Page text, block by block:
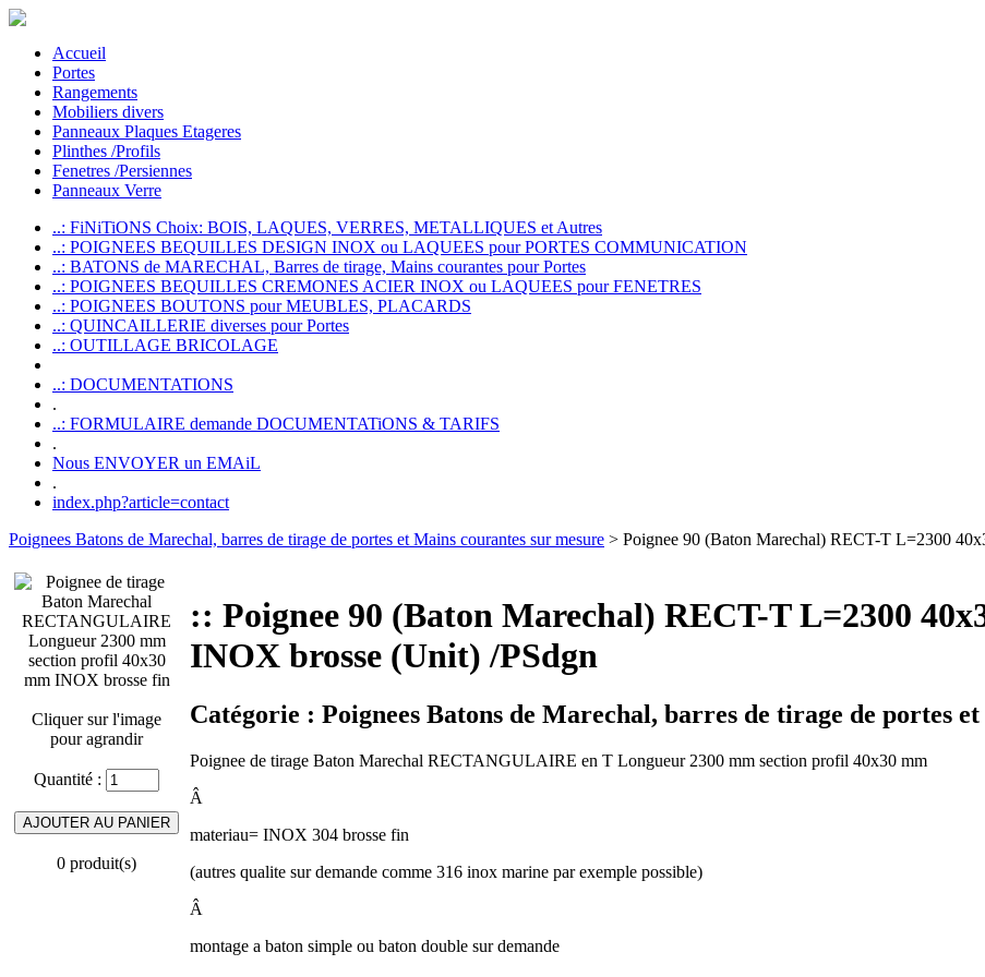
Accueil
Portes
Rangements
Mobiliers divers
Panneaux Plaques Etageres
Plinthes /Profils
Fenetres /Persiennes
Panneaux Verre
..: FiNiTiONS Choix: BOIS, LAQUES, VERRES, METALLIQUES et Autres
..: POIGNEES BEQUILLES DESIGN INOX ou LAQUEES pour PORTES COMMUNICATION
..: BATONS de MARECHAL, Barres de tirage, Mains courantes pour Portes
..: POIGNEES BEQUILLES CREMONES ACIER INOX ou LAQUEES pour FENETRES
..: POIGNEES BOUTONS pour MEUBLES, PLACARDS
..: QUINCAILLERIE diverses pour Portes
..: OUTILLAGE BRICOLAGE
..: DOCUMENTATIONS
.
..: FORMULAIRE demande DOCUMENTATiONS & TARIFS
.
Nous ENVOYER un EMAiL
.
index.php?article=contact
Poignees Batons de Marechal, barres de tirage de portes et Mains courantes sur mesure > Poignee 90 (Baton Marechal) RECT-T L=2300
Cliquer sur l'image
pour agrandir
Quantité :
0 produit(s)
:: Poignee 90 (Baton Marechal) RECT-T L=2300
INOX brosse (Unit) /PSdgn
Catégorie : Poignees Batons de Marechal, barres de tirage de portes
Poignee de tirage Baton Marechal RECTANGULAIRE en T Longueur 2300 mm section profil 40x30 mm
Â
materiau= INOX 304 brosse fin
(autres qualite sur demande comme 316 inox marine par exemple possible)
Â
montage a baton simple ou baton double sur demande